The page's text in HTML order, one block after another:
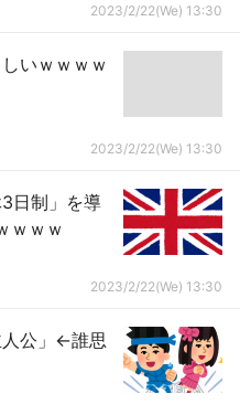
2023/2/22(We) 13:30
いｗｗｗｗ
2023/2/22(We) 13:30
3日制」を導
ｗｗｗ
2023/2/22(We) 13:30
人公」←誰思